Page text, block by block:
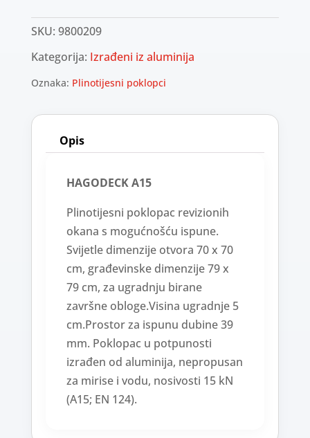
SKU: 9800209
Kategorija: Izrađeni iz aluminija
Oznaka: Plinotijesni poklopci
Opis
HAGODECK A15
Plinotijesni poklopac revizionih
okana s mogućnošću ispune.
Svijetle dimenzije otvora 70 x 70
cm, građevinske dimenzije 79 x
79 cm, za ugradnju birane
završne obloge.Visina ugradnje 5
cm.Prostor za ispunu dubine 39
mm. Poklopac u potpunosti
izrađen od aluminija, nepropusan
za mirise i vodu, nosivosti 15 kN
(A15; EN 124).